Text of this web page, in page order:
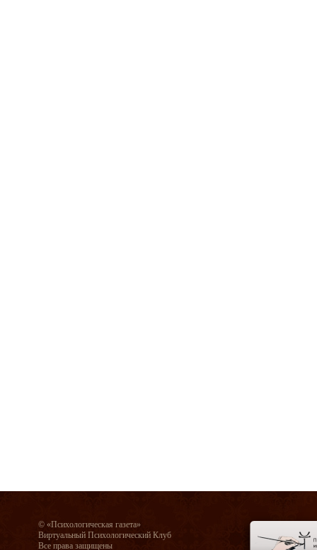
© «Психологическая газета»
Виртуальный Психологический Клуб
Все права защищены